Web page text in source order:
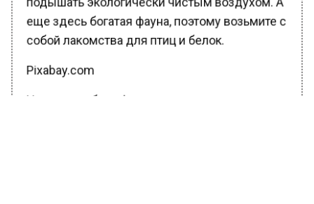
собой лакомства для птиц и белок.
Pixabay.com
Ну а для себя — фрукты, овощи и, конечно,